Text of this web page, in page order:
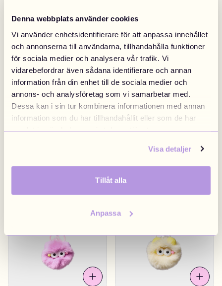
Denna webbplats använder cookies
Vi använder enhetsidentifierare för att anpassa innehållet
och annonserna till användarna, tillhandahålla funktioner
för sociala medier och analysera vår trafik. Vi
vidarebefordrar även sådana identifierare och annan
information från din enhet till de sociala medier och
annons- och analysföretag som vi samarbetar med.
Dessa kan i sin tur kombinera informationen med annan
information som du har tillhandahållit eller som de har
samlat in när du har använt deras tjänster.
Visa detaljer
Tillåt alla
Anpassa
Broken Heart Kitty
€14.90 Flower Blue €14.90
€14.90 Flower Yellow